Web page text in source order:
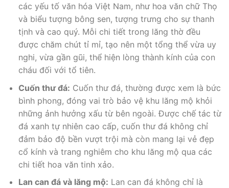
các yếu tố văn hóa Việt Nam, như hoa văn chữ Thọ
và biểu tượng bông sen, tượng trưng cho sự thanh
tịnh và cao quý. Mỗi chi tiết trong lăng thờ đều
được chăm chút tỉ mỉ, tạo nên một tổng thể vừa uy
nghi, vừa gần gũi, thể hiện lòng thành kính của con
cháu đối với tổ tiên.
Cuốn thư đá: Cuốn thư đá, thường được xem là bức
bình phong, đóng vai trò bảo vệ khu lăng mộ khỏi
những ảnh hưởng xấu từ bên ngoài. Được chế tác từ
đá xanh tự nhiên cao cấp, cuốn thư đá không chỉ
đảm bảo độ bền vượt trội mà còn mang lại vẻ đẹp
cổ kính và trang nghiêm cho khu lăng mộ qua các
chi tiết hoa văn tinh xảo.
Lan can đá và lăng mộ: Lan can đá không chỉ là